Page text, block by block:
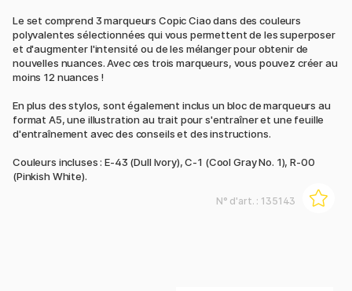
Le set comprend 3 marqueurs Copic Ciao dans des couleurs
polyvalentes sélectionnées qui vous permettent de les superposer
et d'augmenter l'intensité ou de les mélanger pour obtenir de
nouvelles nuances. Avec ces trois marqueurs, vous pouvez créer au
moins 12 nuances !
En plus des stylos, sont également inclus un bloc de marqueurs au
format A5, une illustration au trait pour s'entraîner et une feuille
d'entraînement avec des conseils et des instructions.
Couleurs incluses : E-43 (Dull Ivory), C-1 (Cool Gray No. 1), R-00
(Pinkish White).
N° d'art. : 135143